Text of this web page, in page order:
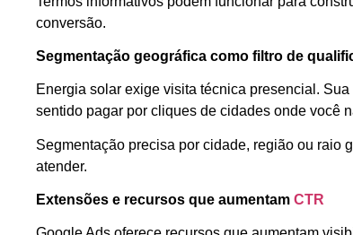
conversão.
Segmentação geográfica como filtro de
Energia solar exige visita técnica presencial.
sentido pagar por cliques de cidades onde você
Segmentação precisa por cidade, região ou raio
atender.
Extensões e recursos que aumentam CTR